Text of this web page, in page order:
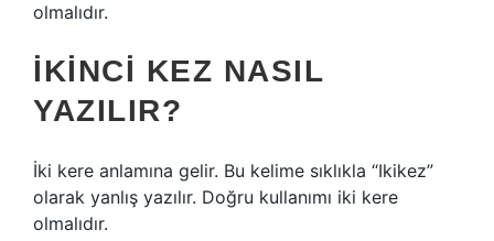
olmalıdır.
İKINCI KEZ NASIL
YAZILIR?
İki kere anlamına gelir. Bu kelime sıklıkla “Ikikez”
olarak yanlış yazılır. Doğru kullanımı iki kere
olmalıdır.